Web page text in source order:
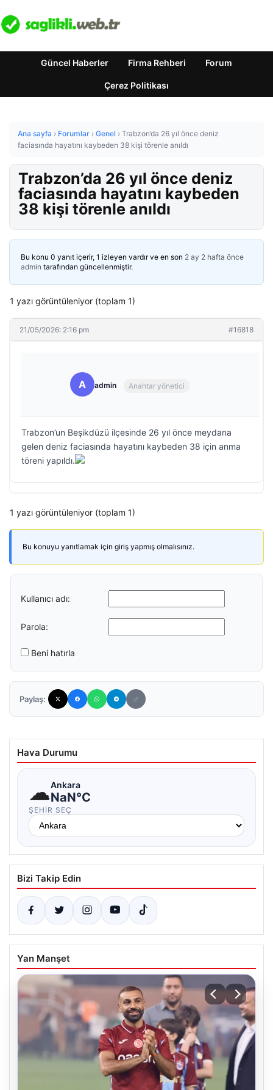
Güncel Haberler Firma Rehberi Forum
Çerez Politikası
Ana sayfa › Forumlar › Genel › Trabzon’da 26 yıl önce deniz
faciasında hayatını kaybeden 38 kişi törenle anıldı
Trabzon’da 26 yıl önce deniz
faciasında hayatını kaybeden
38 kişi törenle anıldı
Bu konu 0 yanıt içerir, 1 izleyen vardır ve en son 2 ay 2 hafta önce
admin tarafından güncellenmiştir.
1 yazı görüntüleniyor (toplam 1)
21/05/2026: 2:16 pm #16818
A admin Anahtar yönetici
Trabzon’un Beşikdüzü ilçesinde 26 yıl önce meydana
gelen deniz faciasında hayatını kaybeden 38 için anma
töreni yapıldı.
1 yazı görüntüleniyor (toplam 1)
Bu konuyu yanıtlamak için giriş yapmış olmalısınız.
Kullanıcı adı:
Parola:
Beni hatırla
Paylaş:
Hava Durumu
☁Ankara
NaN°C
ŞEHIR SEÇ
Bizi Takip Edin
Yan Manşet